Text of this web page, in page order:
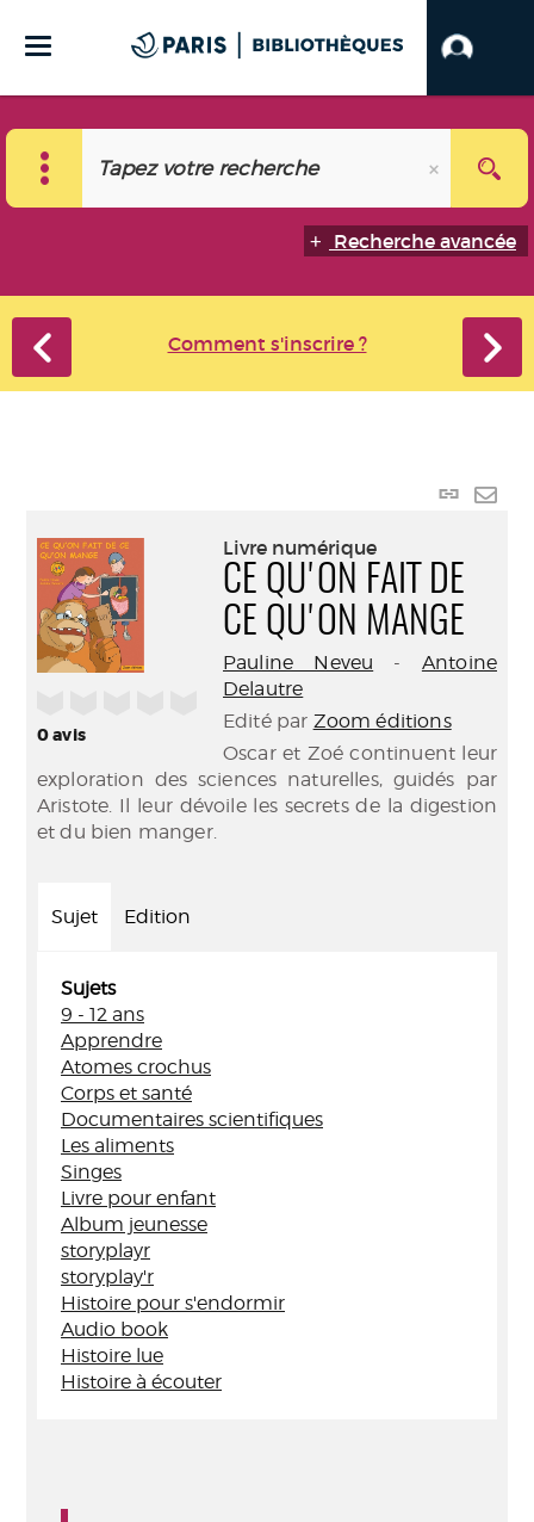
Recherche avancée
Comment s'inscrire ?
Lien
0avis
Livre numérique
CE QU'ON FAIT DE
CE QU'ON MANGE
Pauline Neveu - Antoine
Delautre
Edité par Zoom éditions
Oscar et Zoé continuent leur
exploration des sciences naturelles, guidés par
Aristote. Il leur dévoile les secrets de la digestion
et du bien manger.
Sujet Edition
Sujets
9 - 12 ans
Apprendre
Atomes crochus
Corps et santé
Documentaires scientifiques
Les aliments
Singes
Livre pour enfant
Album jeunesse
storyplayr
storyplay'r
Histoire pour s'endormir
Audio book
Histoire lue
Histoire à écouter